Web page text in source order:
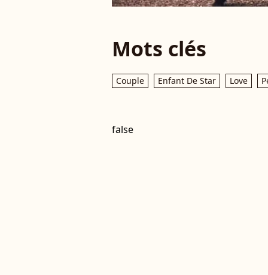
Mots clés
Couple Enfant De Star Love
false